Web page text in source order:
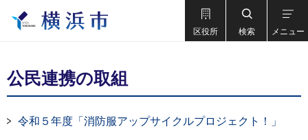
区役所 検索 メニュー
公民連携の取組
令和５年度「消防服アップサイクルプロジェクト！」